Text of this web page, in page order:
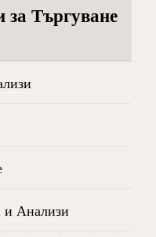
за Търгуване
и Анализи